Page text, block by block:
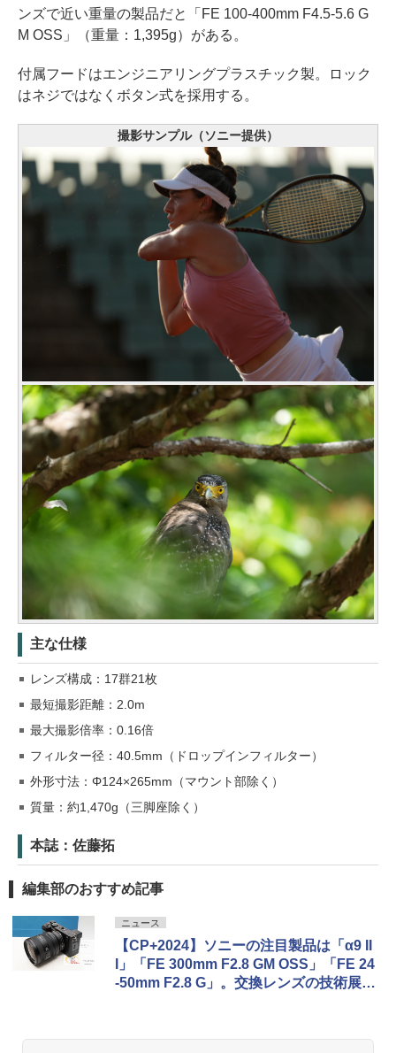
ンズで近い重量の製品だと「FE 100-400mm F4.5-5.6 G
M OSS」（重量：1,395g）がある。
付属フードはエンジニアリングプラスチック製。ロック
はネジではなくボタン式を採用する。
撮影サンプル（ソニー提供）
主な仕様
レンズ構成：17群21枚
最短撮影距離：2.0m
最大撮影倍率：0.16倍
フィルター径：40.5mm（ドロップインフィルター）
外形寸法：Φ124×265mm（マウント部除く）
質量：約1,470g（三脚座除く）
本誌：佐藤拓
編集部のおすすめ記事
ニュース
【CP+2024】ソニーの注目製品は「α9 II
I」「FE 300mm F2.8 GM OSS」「FE 24
-50mm F2.8 G」。交換レンズの技術展示